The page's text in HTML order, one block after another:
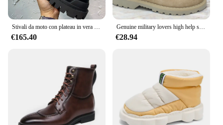
€165.40
Genuine military lovers high help stivali maschili strato di testa in pelle desert work stivali in pelle autunno e inverno
€28.94